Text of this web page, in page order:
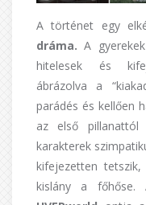
A történet egy
dráma. A
hitelesek és
ábrázolva a
parádés és kellően
az első pillanattól
karakterek
kifejezetten
kislány a